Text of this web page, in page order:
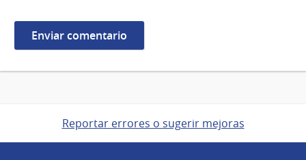
Reportar errores o sugerir mejoras